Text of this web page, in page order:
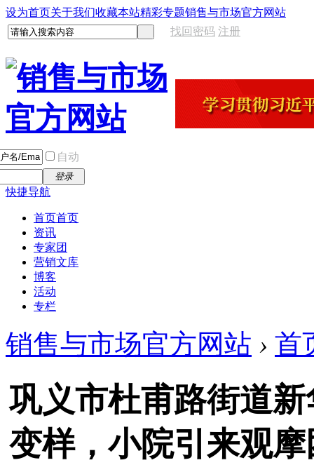
设为首页关于我们收藏本站精彩专题销售与市场官方网站
找回密码 注册
自动
登录
快捷导航
首页首页
资讯
专家团
营销文库
博客
活动
专栏
销售与市场官方网站 › 首
巩义市杜甫路街道
变样，小院引来观摩